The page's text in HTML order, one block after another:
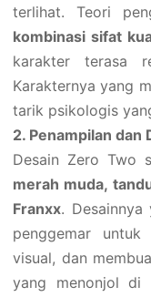
terlihat. Teori
kombinasi sifat
karakter terasa
Karakternya yang
tarik psikologis
2. Penampilan dan
Desain Zero Two
merah muda,
Franxx. Desainnya
penggemar untuk
visual, dan
yang menonjol di